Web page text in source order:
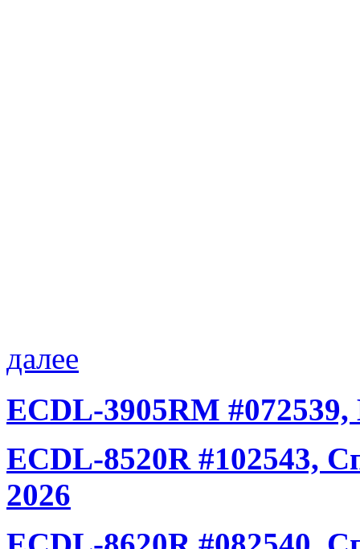
далее
ECDL-3905RM
ECDL-8520R #102543,
2026